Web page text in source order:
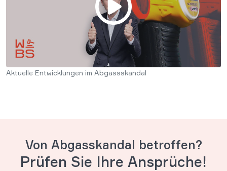
Aktuelle Entwicklungen im Abgassskandal
Von Abgasskandal betroffen?
Prüfen Sie Ihre Ansprüche!